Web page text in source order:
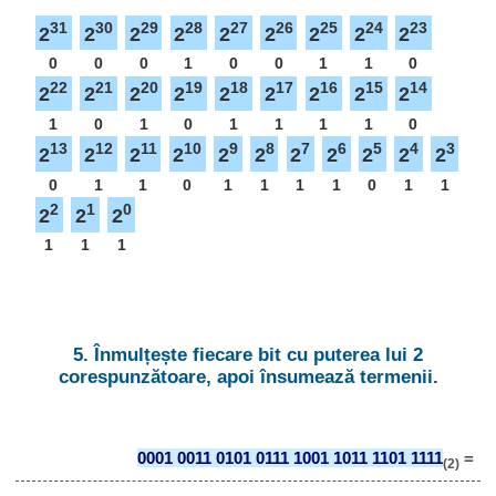
231
0
230
0
229
0
228
1
227
0
226
0
225
1
224
1
223
0
222
1
221
0
220
1
219
0
218
1
217
1
216
1
215
1
214
0
213
0
212
1
211
1
210
0
29
1
28
1
27
1
26
1
25
0
24
1
23
1
22
1
21
1
20
1
5. Înmulțește fiecare bit cu puterea lui 2
corespunzătoare, apoi însumează termenii.
0001 0011 0101 0111 1001 1011 1101 1111(2)=